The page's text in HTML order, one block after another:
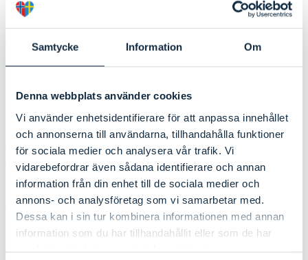
Samtycke Information Om
Denna webbplats använder cookies
Vi använder enhetsidentifierare för att anpassa innehållet
och annonserna till användarna, tillhandahålla funktioner
för sociala medier och analysera vår trafik. Vi
vidarebefordrar även sådana identifierare och annan
information från din enhet till de sociala medier och
annons- och analysföretag som vi samarbetar med.
Dessa kan i sin tur kombinera informationen med annan
information som du har tillhandahållit eller som de har
NYHETER
15 mars 2026
Skagerraksamarbetet samlat kring blå
näringar och gemensamma utmaningar
Läs mer